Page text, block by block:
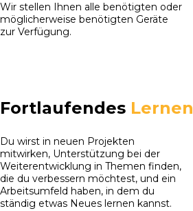
Wir stellen Ihnen alle benötigten oder
möglicherweise benötigten Geräte
zur Verfügung.
Fortlaufendes Lernen
Du wirst in neuen Projekten
mitwirken, Unterstützung bei der
Weiterentwicklung in Themen finden,
die du verbessern möchtest, und ein
Arbeitsumfeld haben, in dem du
ständig etwas Neues lernen kannst.